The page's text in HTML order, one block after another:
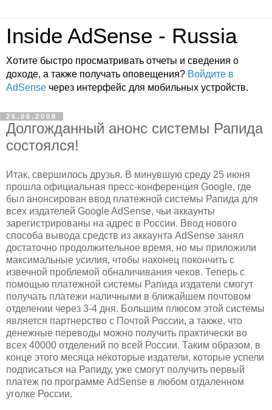
Inside AdSense - Russia
Хотите быстро просматривать отчеты и сведения о
доходе, а также получать оповещения? Войдите в
AdSense через интерфейс для мобильных устройств.
26.06.2008
Долгожданный анонс системы Рапида
состоялся!
Итак, свершилось друзья. В минувшую среду 25 июня
прошла официальная пресс-конференция Google, где
был анонсирован ввод платежной системы Рапида для
всех издателей Google AdSense, чьи аккаунты
зарегистрированы на адрес в России. Ввод нового
способа вывода средств из аккаунта AdSense занял
достаточно продолжительное время, но мы приложили
максимальные усилия, чтобы наконец покончить с
извечной проблемой обналичивания чеков. Теперь с
помощью платежной системы Рапида издатели смогут
получать платежи наличными в ближайшем почтовом
отделении через 3-4 дня. Большим плюсом этой системы
является партнерство с Почтой России, а также, что
денежные переводы можно получить практически во
всех 40000 отделений по всей России. Таким образом, в
конце этого месяца некоторые издатели, которые успели
подписаться на Рапиду, уже смогут получить первый
платеж по программе AdSense в любом отдаленном
уголке России.